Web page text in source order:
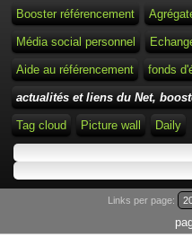
Booster référencement
Média social personnel
Aide au référencement fonds
actualités et liens du Net,
Tag cloud Picture wall Daily
Links per page: